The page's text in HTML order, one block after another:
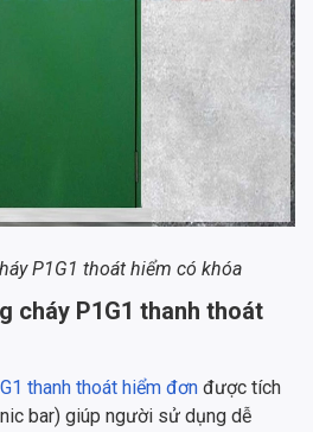
P1G1 thoát hiểm có khóa
cháy P1G1 thanh thoát
thanh thoát hiểm đơn được tích
bar) giúp người sử dụng dễ